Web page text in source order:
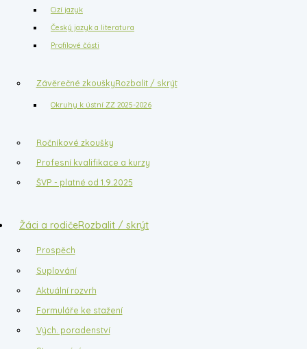
Cizí jazyk
Český jazyk a literatura
Profilové části
Závěrečné zkouškyRozbalit / skrýt
Okruhy k ústní ZZ 2025-2026
Ročníkové zkoušky
Profesní kvalifikace a kurzy
ŠVP - platné od 1.9.2025
Žáci a rodičeRozbalit / skrýt
Prospěch
Suplování
Aktuální rozvrh
Formuláře ke stažení
Vých. poradenství